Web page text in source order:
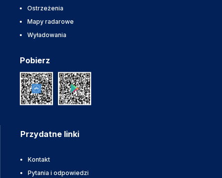
Ostrzeżenia
Mapy radarowe
Wyładowania
Pobierz
Przydatne linki
Kontakt
Pytania i odpowiedzi